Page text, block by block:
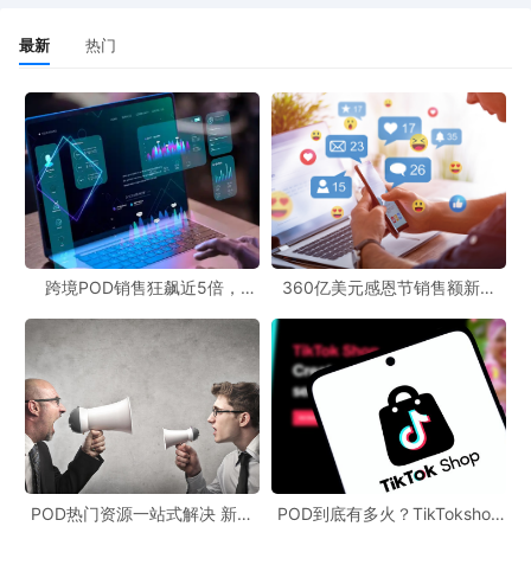
最新 热门
跨境POD销售狂飙近5倍，
360亿美元感恩节销售额新纪
新风潮！
POD热门资源一站式解决 新手
POD到底有多火？TikTokshop